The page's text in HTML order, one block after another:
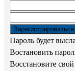
Пароль будет
Востановить
Восстановите